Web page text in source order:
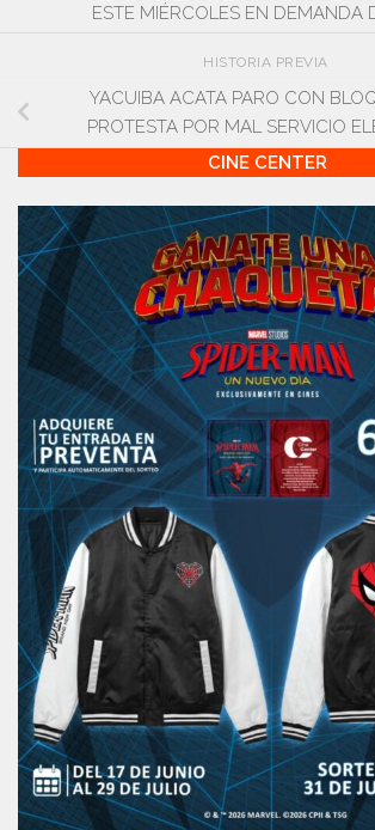
ESTE MIÉRCOLES EN DEMANDA
HISTORIA PREVIA
YACUIBA ACATA PARO CON
PROTESTA POR MAL SERVICIO
CINE CENTER